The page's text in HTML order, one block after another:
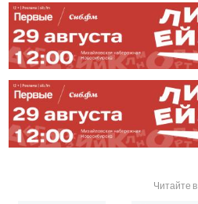
Читайте в